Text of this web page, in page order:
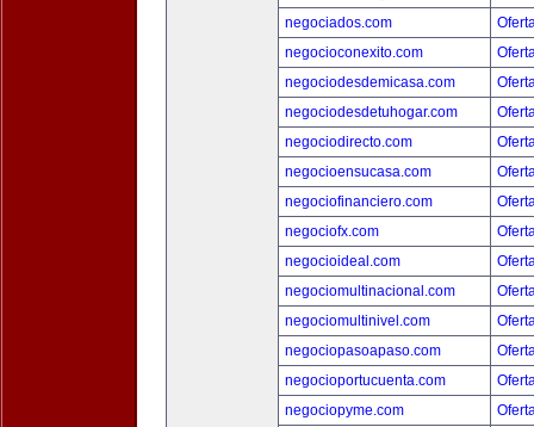
negociados.com
negocioconexito.com
negociodesdemicasa.com
negociodesdetuhogar.com
negociodirecto.com
negocioensucasa.com
negociofinanciero.com
negociofx.com
negocioideal.com
negociomultinacional.com
negociomultinivel.com
negociopasoapaso.com
negocioportucuenta.com
negociopyme.com